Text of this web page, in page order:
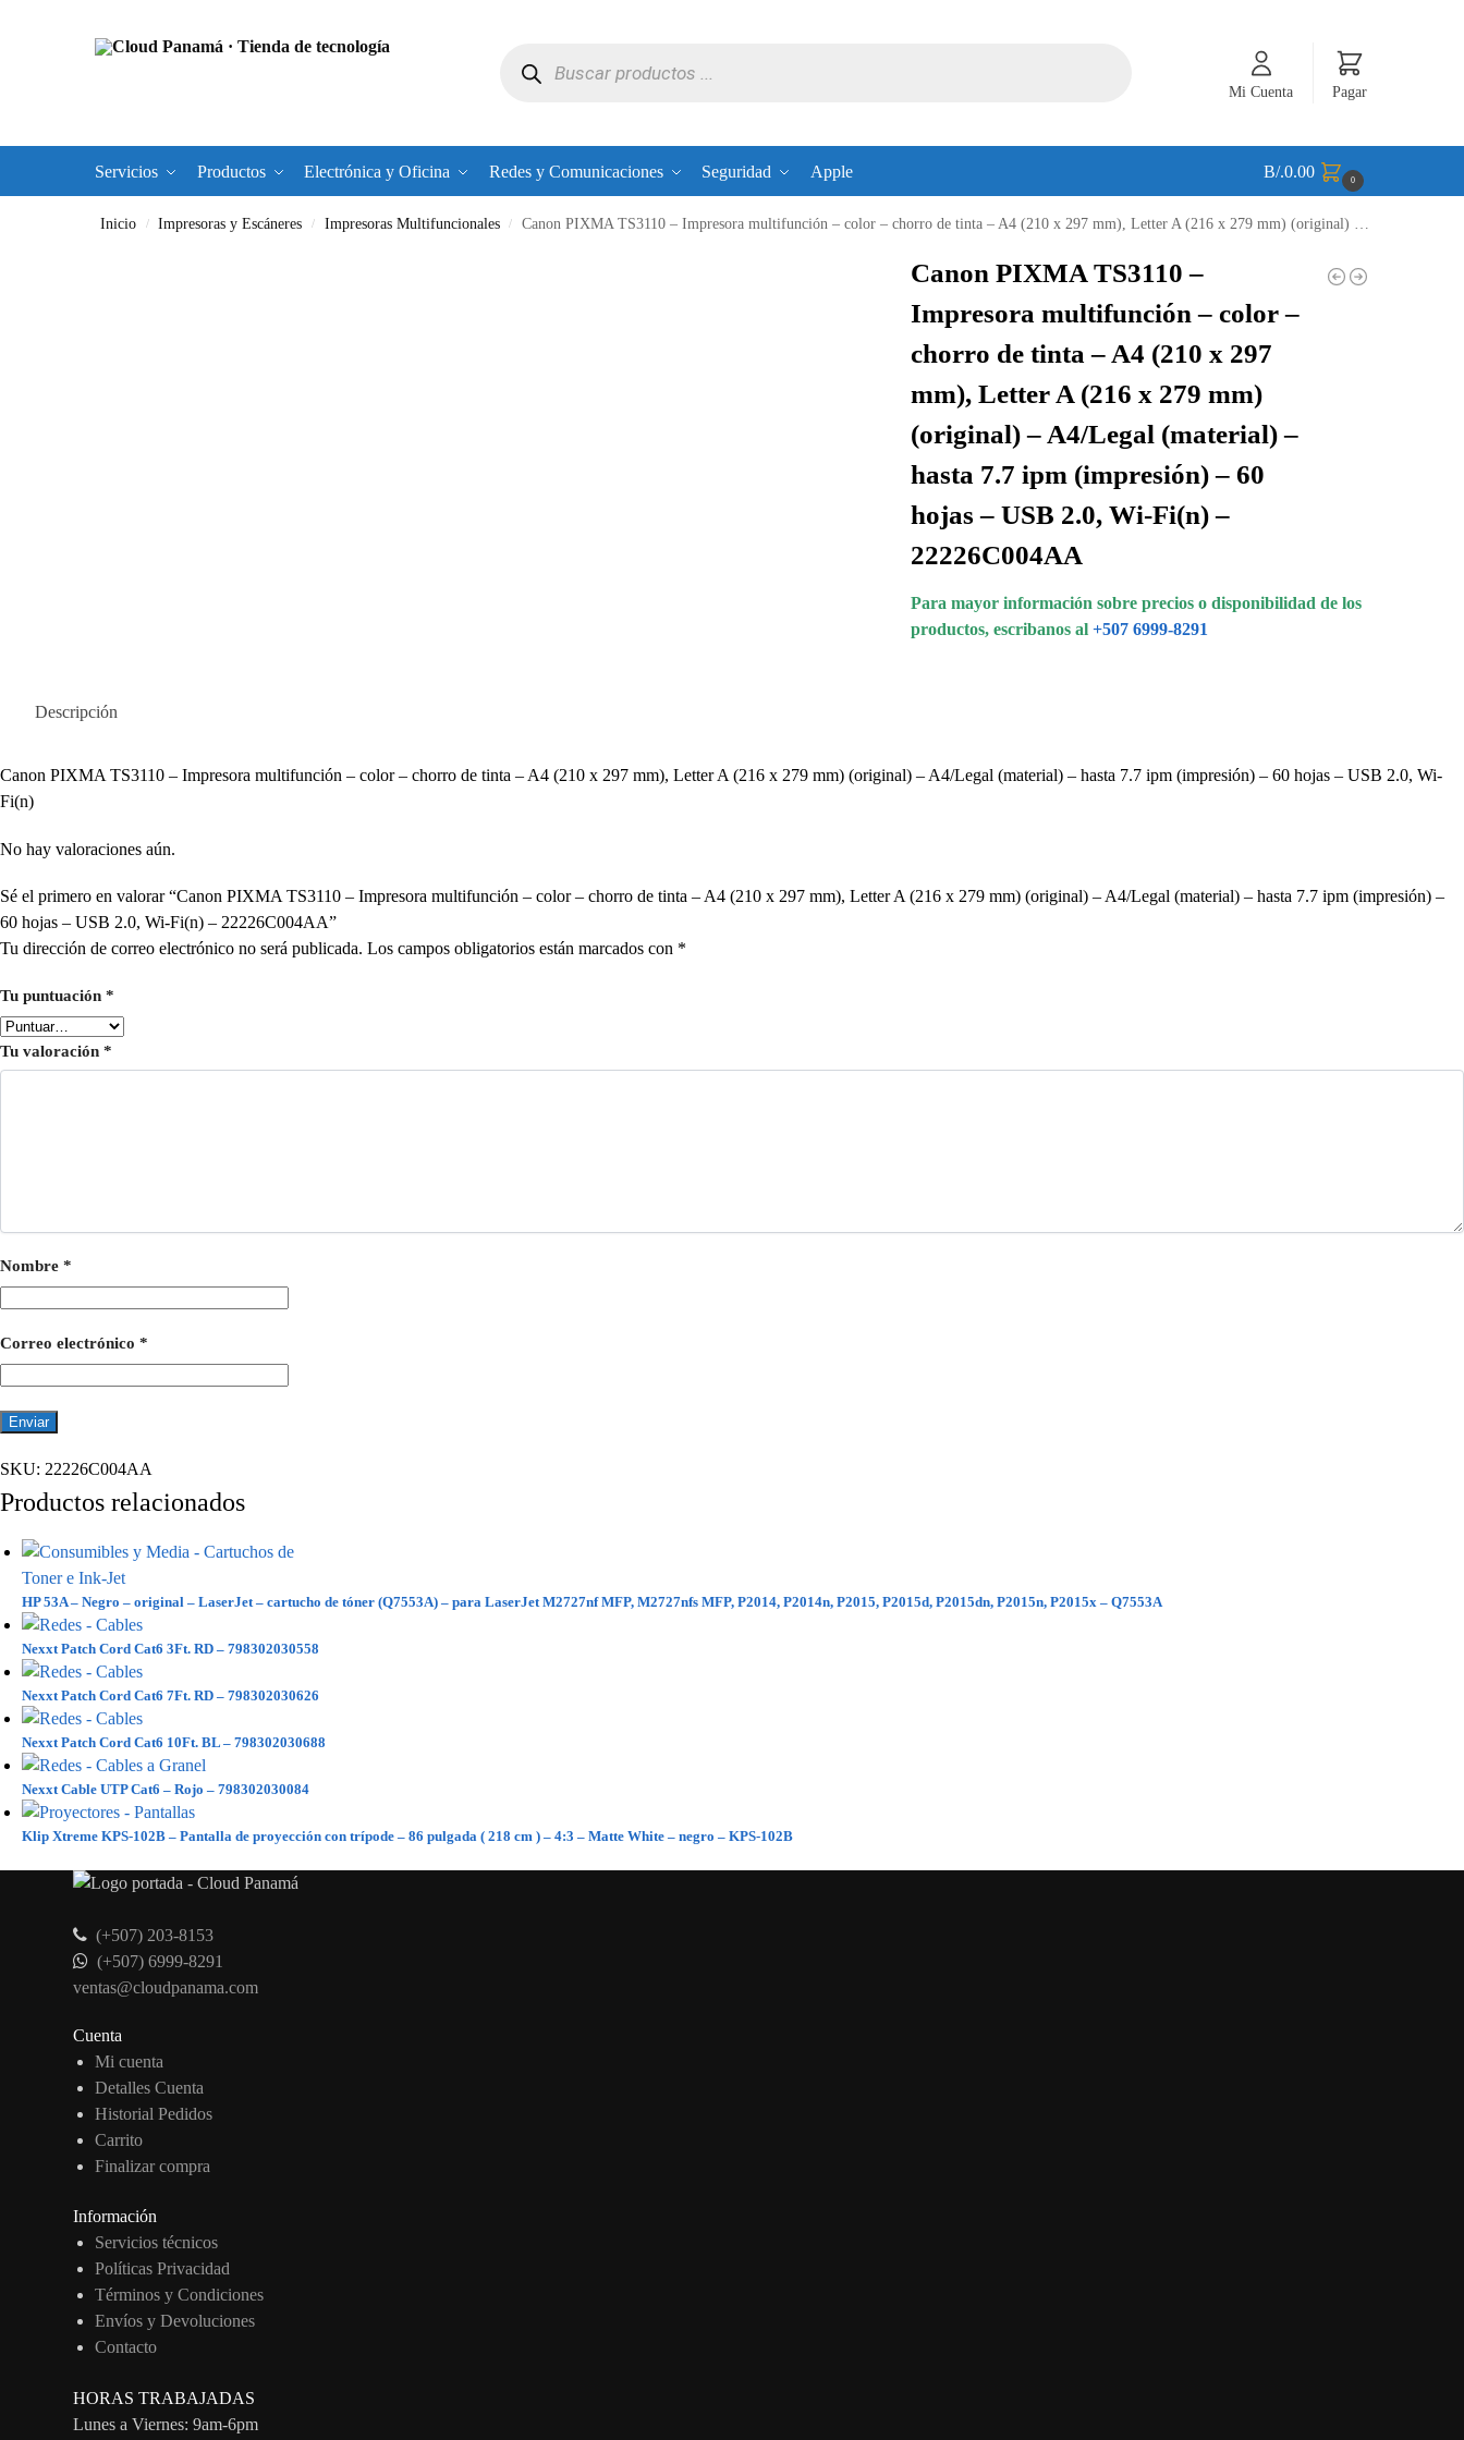
Mi Cuenta Pagar
Servicios Productos Electrónica y Oficina Redes y Comunicaciones Seguridad Apple B/.0.00 0
Inicio / Impresoras y Escáneres / Impresoras Multifuncionales / Canon PIXMA TS3110 – Impresora multifunción – color – chorro de tinta – A4 (210 x 297 mm), Letter A (216 x 279 mm) (original) – A4/Legal (material) – hasta 7.7 ipm (impresión) – 60 hojas – USB 2.0, Wi-Fi(n) – 22226C004AA
Canon PIXMA TS3110 –
Impresora multifunción – color –
chorro de tinta – A4 (210 x 297
mm), Letter A (216 x 279 mm)
(original) – A4/Legal (material) –
hasta 7.7 ipm (impresión) – 60
hojas – USB 2.0, Wi-Fi(n) –
22226C004AA
Para mayor información sobre precios o disponibilidad de los
productos, escribanos al +507 6999-8291
Descripción
Canon PIXMA TS3110 – Impresora multifunción – color – chorro de tinta – A4 (210 x 297 mm), Letter A (216 x 279 mm) (original) – A4/Legal (material) – hasta 7.7 ipm (impresión) – 60 hojas – USB 2.0, Wi-
Fi(n)
No hay valoraciones aún.
Sé el primero en valorar “Canon PIXMA TS3110 – Impresora multifunción – color – chorro de tinta – A4 (210 x 297 mm), Letter A (216 x 279 mm) (original) – A4/Legal (material) – hasta 7.7 ipm (impresión) –
60 hojas – USB 2.0, Wi-Fi(n) – 22226C004AA”
Tu dirección de correo electrónico no será publicada. Los campos obligatorios están marcados con *
Tu puntuación *
Tu valoración *
Nombre *
Correo electrónico *
SKU: 22226C004AA
Productos relacionados
HP 53A – Negro – original – LaserJet – cartucho de tóner (Q7553A) – para LaserJet M2727nf MFP, M2727nfs MFP, P2014, P2014n, P2015, P2015d, P2015dn, P2015n, P2015x – Q7553A
Nexxt Patch Cord Cat6 3Ft. RD – 798302030558
Nexxt Patch Cord Cat6 7Ft. RD – 798302030626
Nexxt Patch Cord Cat6 10Ft. BL – 798302030688
Nexxt Cable UTP Cat6 – Rojo – 798302030084
Klip Xtreme KPS-102B – Pantalla de proyección con trípode – 86 pulgada ( 218 cm ) – 4:3 – Matte White – negro – KPS-102B
(+507) 203-8153
(+507) 6999-8291
ventas@cloudpanama.com
Cuenta
Mi cuenta
Detalles Cuenta
Historial Pedidos
Carrito
Finalizar compra
Información
Servicios técnicos
Políticas Privacidad
Términos y Condiciones
Envíos y Devoluciones
Contacto
HORAS TRABAJADAS
Lunes a Viernes: 9am-6pm